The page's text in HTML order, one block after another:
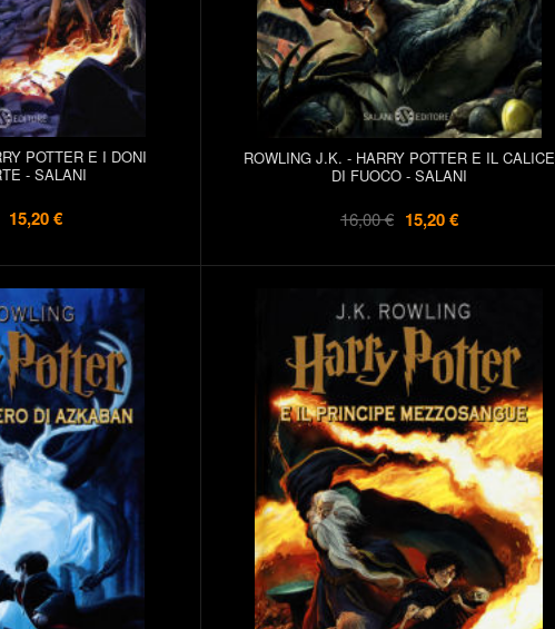
POTTER E I DONI
- SALANI
15,20 €
ROWLING J.K. - HARRY POTTER E IL CALICE
DI FUOCO - SALANI
16,00 € 15,20 €